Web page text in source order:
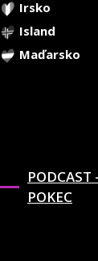
Irsko
Island
Maďarsko
POKEC